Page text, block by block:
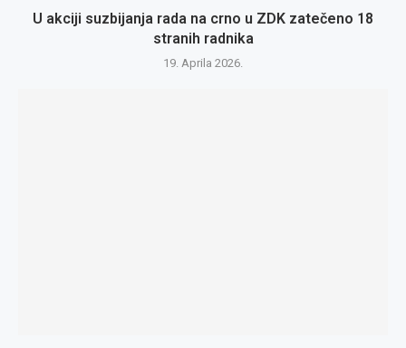
U akciji suzbijanja rada na crno u ZDK zatečeno 18
stranih radnika
19. Aprila 2026.